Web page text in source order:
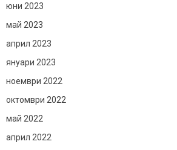
юни 2023
май 2023
април 2023
януари 2023
ноември 2022
октомври 2022
май 2022
април 2022